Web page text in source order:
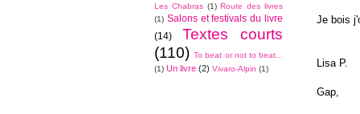
Je bois
Lisa P.
Gap,
Les Chabras (1) Route des livres
(1) Salons et festivals du livre
(14)
Textes courts
(110) To beat or not to beat...
(1) Un livre (2) Vivaro-Alpin (1)